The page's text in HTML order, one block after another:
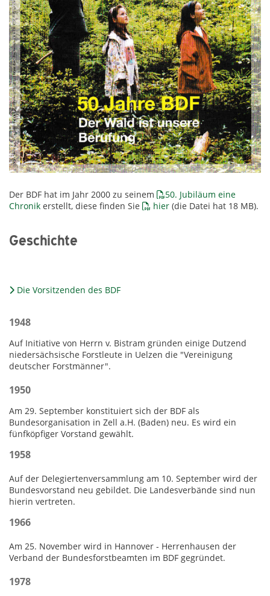
Der BDF hat im Jahr 2000 zu seinem
50. Jubiläum eine
Chronik erstellt, diese finden Sie hier (die Datei hat 18 MB).
Geschichte
Die Vorsitzenden des BDF
1948
Auf Initiative von Herrn v. Bistram gründen einige Dutzend
niedersächsische Forstleute in Uelzen die "Vereinigung
deutscher Forstmänner".
1950
Am 29. September konstituiert sich der BDF als
Bundesorganisation in Zell a.H. (Baden) neu. Es wird ein
fünfköpfiger Vorstand gewählt.
1958
Auf der Delegiertenversammlung am 10. September wird der
Bundesvorstand neu gebildet. Die Landesverbände sind nun
hierin vertreten.
1966
Am 25. November wird in Hannover - Herrenhausen der
Verband der Bundesforstbeamten im BDF gegründet.
1978